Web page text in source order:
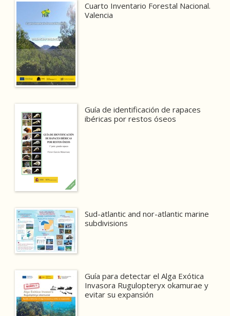
Cuarto Inventario Forestal Nacional.
Valencia
Guía de identificación de rapaces
ibéricas por restos óseos
Sud-atlantic and nor-atlantic marine
subdivisions
Guía para detectar el Alga Exótica
Invasora Rugulopteryx okamurae y
evitar su expansión